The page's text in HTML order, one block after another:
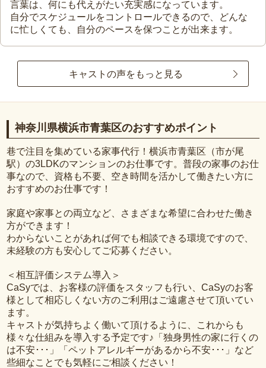
言葉は、何にも代えがたい充実感になっています。
自分でスケジュールをコントロールできるので、どんな
に忙しくても、自分のペースを保つことが出来ます。
キャストの声をもっと見る
神奈川県横浜市青葉区のおすすめポイント
巷で注目を集めている家事代行！横浜市青葉区（市が尾
駅）の3LDKのマンションのお仕事です。普段の家事のお仕
事なので、資格も不要、空き時間を活かして働きたい方に
おすすめのお仕事です！
家庭や家事との両立など、さまざまな希望に合わせた働き
方ができます！
わからないことがあれば何でも相談できる環境ですので、
未経験の方も安心してご応募ください。
＜相互評価システム導入＞
CaSyでは、お客様の評価をスタッフも行い、CaSyのお客
様として相応しくない方のご利用はご遠慮させて頂いてい
ます。
キャストが気持ちよく働いて頂けるように、これからも
様々な仕組みを導入する予定です♪「独身男性の家に行くの
は不安･･･」「ペットアレルギーがあるから不安･･･」など
些細なことでも気軽にご相談ください！